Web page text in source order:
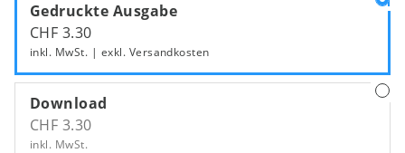
Gedruckte Ausgabe
CHF 3.30
inkl. MwSt. | exkl. Versandkosten
Download
CHF 3.30
inkl. MwSt.